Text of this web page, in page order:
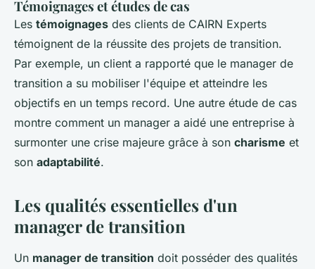
Témoignages et études de cas
Les témoignages des clients de CAIRN Experts
témoignent de la réussite des projets de transition.
Par exemple, un client a rapporté que le manager de
transition a su mobiliser l'équipe et atteindre les
objectifs en un temps record. Une autre étude de cas
montre comment un manager a aidé une entreprise à
surmonter une crise majeure grâce à son charisme et
son adaptabilité.
Les qualités essentielles d'un
manager de transition
Un manager de transition doit posséder des qualités